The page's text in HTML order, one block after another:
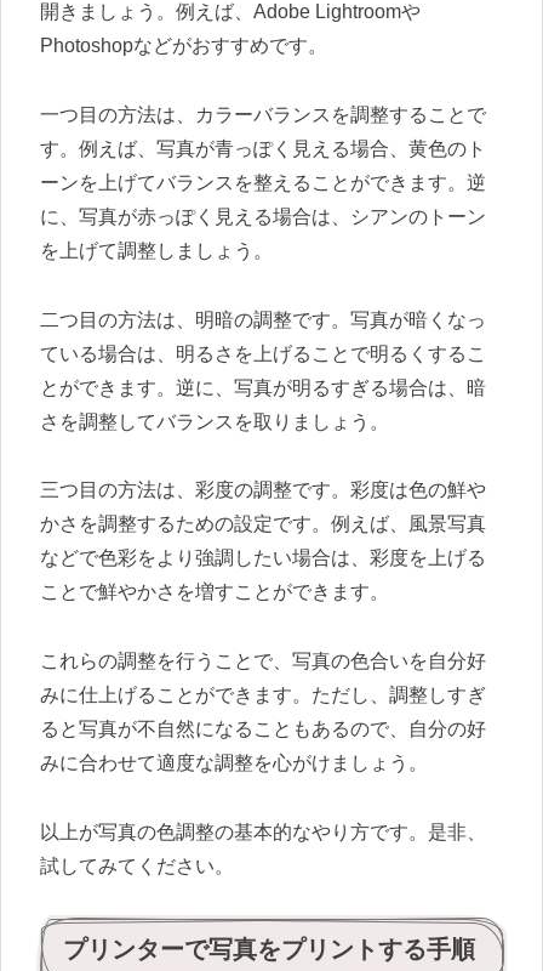
開きましょう。例えば、Adobe Lightroomや
Photoshopなどがおすすめです。
一つ目の方法は、カラーバランスを調整することで
す。例えば、写真が青っぽく見える場合、黄色のト
ーンを上げてバランスを整えることができます。逆
に、写真が赤っぽく見える場合は、シアンのトーン
を上げて調整しましょう。
二つ目の方法は、明暗の調整です。写真が暗くなっ
ている場合は、明るさを上げることで明るくするこ
とができます。逆に、写真が明るすぎる場合は、暗
さを調整してバランスを取りましょう。
三つ目の方法は、彩度の調整です。彩度は色の鮮や
かさを調整するための設定です。例えば、風景写真
などで色彩をより強調したい場合は、彩度を上げる
ことで鮮やかさを増すことができます。
これらの調整を行うことで、写真の色合いを自分好
みに仕上げることができます。ただし、調整しすぎ
ると写真が不自然になることもあるので、自分の好
みに合わせて適度な調整を心がけましょう。
以上が写真の色調整の基本的なやり方です。是非、
試してみてください。
プリンターで写真をプリントする手順